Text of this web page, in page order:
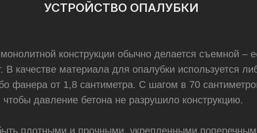
УСТРОЙСТВО ОПАЛУБКИ
конструкции обычно делается съемной –
В качестве материала для опалубки используется
фанера от 1,8 сантиметра. С шагом в 70
чтобы давление бетона не разрушило конструкцию.
плотными и прочными, укрепленными
Готовые